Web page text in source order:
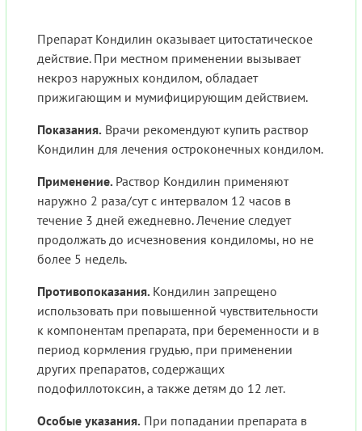
Препарат Кондилин оказывает цитостатическое
действие. При местном применении вызывает
некроз наружных кондилом, обладает
прижигающим и мумифицирующим действием.
Показания. Врачи рекомендуют купить раствор
Кондилин для лечения остроконечных кондилом.
Применение. Раствор Кондилин применяют
наружно 2 раза/сут с интервалом 12 часов в
течение 3 дней ежедневно. Лечение следует
продолжать до исчезновения кондиломы, но не
более 5 недель.
Противопоказания. Кондилин запрещено
использовать при повышенной чувствительности
к компонентам препарата, при беременности и в
период кормления грудью, при применении
других препаратов, содержащих
подофиллотоксин, а также детям до 12 лет.
Особые указания. При попадании препарата в